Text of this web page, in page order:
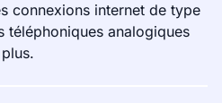
connexions internet de type
téléphoniques analogiques